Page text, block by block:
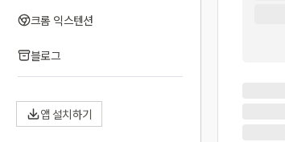
크롬 익스텐션
블로그
앱 설치하기